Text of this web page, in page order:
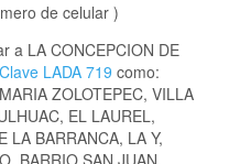
de celular )
a LA CONCEPCION DE
Clave LADA 719 como:
ZOLOTEPEC, VILLA
EL LAUREL,
LA BARRANCA, LA Y,